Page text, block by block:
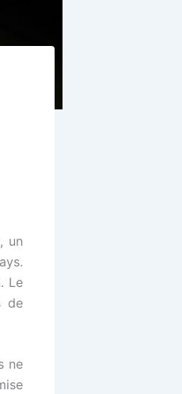
un
Le
de
ne